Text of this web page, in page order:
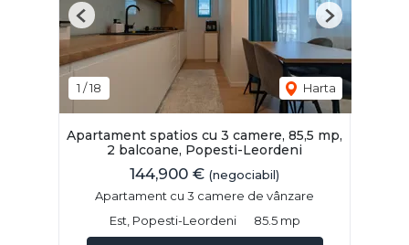
1 /18 Harta
Previous Next
Apartament spatios cu 3 camere, 85,5 mp,
2 balcoane, Popesti-Leordeni
144,900 € (negociabil)
Apartament cu 3 camere de vânzare
Est, Popesti-Leordeni
85.5 mp